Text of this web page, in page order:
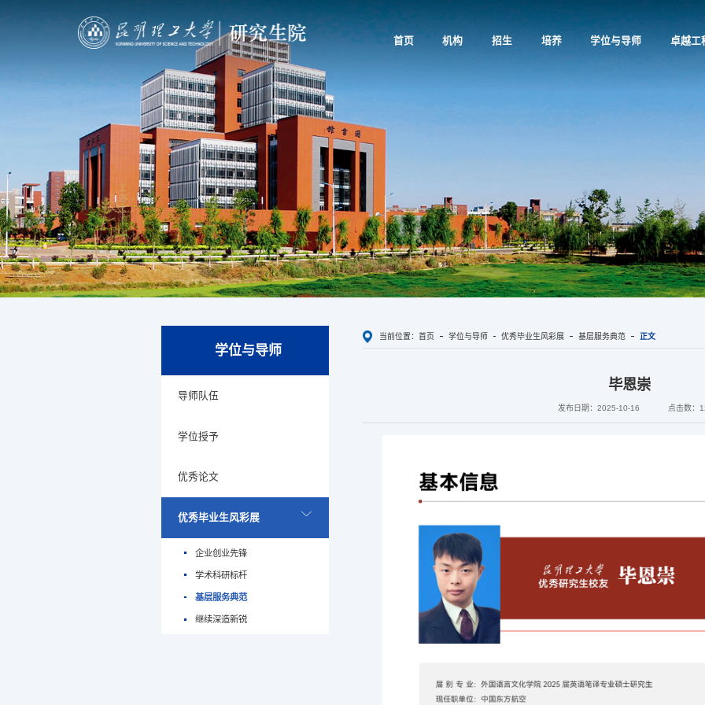
首页 机构 招生 培养 学位与导师 卓越工
学位与导师
导师队伍
学位授予
优秀论文
优秀毕业生风彩展
企业创业先锋
学术科研标杆
基层服务典范
继续深造新锐
当前位置： 首页 学位与导师 优秀毕业生风彩展 基层服务典范 正文
毕恩崇
发布日期：2025-10-16 点击数：